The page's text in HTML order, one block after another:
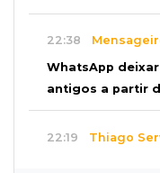
22:38
WhatsApp
antigos a partir
22:19 Thiago